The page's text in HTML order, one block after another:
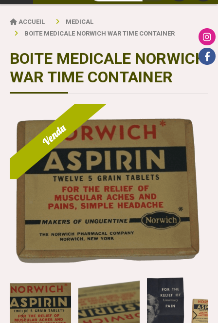
ACCUEIL
MEDICAL
BOITE MEDICALE NORWICH WAR TIME CONTAINER
BOITE MEDICALE NORWICH
WAR TIME CONTAINER
Vendu